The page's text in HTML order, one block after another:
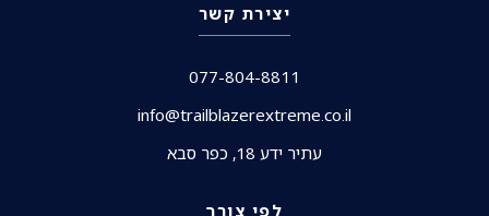
יצירת קשר
077-804-8811
info@trailblazerextreme.co.il
עתיר ידע 18, כפר סבא
לפי צורך